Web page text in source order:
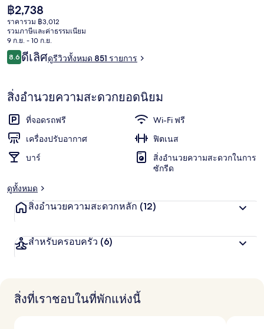
พ
ยอง
ชาง
ทส์
บาย
IHG
ราคา
ปัจจุบัน
฿2,738
฿2,738
ราคารวม ฿3,012
รวมภาษีและค่าธรรมเนียม
9 ก.ย. - 10 ก.ย.
รีวิว
8.68.6 จาก 10
ดีเลิศดูรีวิวทั้งหมด 851 รายการ
สิ่งอำนวยความสะดวกยอดนิยม
ที่จอดรถฟรี
Wi-Fi ฟรี
เครื่องปรับอากาศ
ฟิตเนส
บาร์
สิ่งอำนวยความสะดวกในการ
ซักรีด
ดูทั้งหมด
สิ่งอำนวยความสะดวกหลัก (12)
สำหรับครอบครัว (6)
สิ่งที่เราชอบในที่พักแห่งนี้